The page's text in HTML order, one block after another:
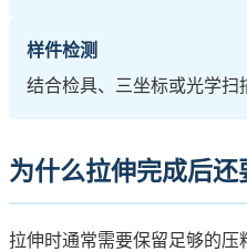
样件检测
结合检具、三坐标或光学扫
为什么拉伸完成后还
拉伸时通常需要保留足够的